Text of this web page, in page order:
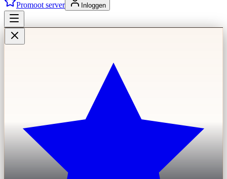
Promoot server Inloggen